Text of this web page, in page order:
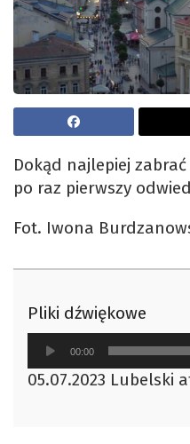
Dokąd najlepiej
po raz pierwszy
Fot. Iwona
Pliki dźwiękowe
Odtwarzacz
plików
dźwiękowych
00:00
05.07.2023 Lubelski